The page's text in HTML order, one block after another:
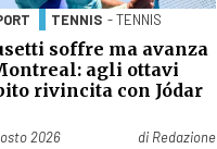
TENNIS - TENNIS
soffre ma avanza
agli ottavi
rivincita con Jódar
il
2026 di Redazione